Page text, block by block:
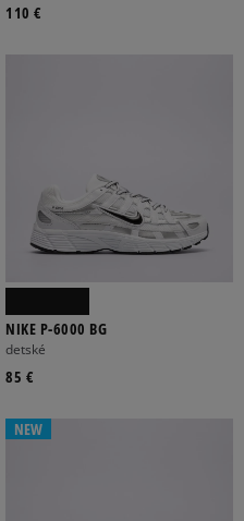
110 €
NIKE P-6000 BG
detské
85 €
NEW